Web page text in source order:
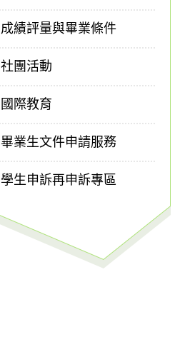
成績評量與畢業條件
社團活動
國際教育
畢業生文件申請服務
學生申訴再申訴專區